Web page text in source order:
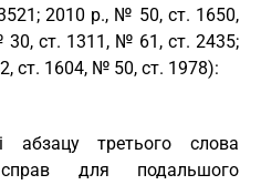
2010 р., № 50, ст. 1650,
ст. 1311, № 61, ст. 2435;
ст. 1604, № 50, ст. 1978):
абзацу третього слова
справ для подальшого